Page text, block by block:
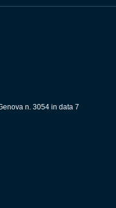
n. 3054 in data 7